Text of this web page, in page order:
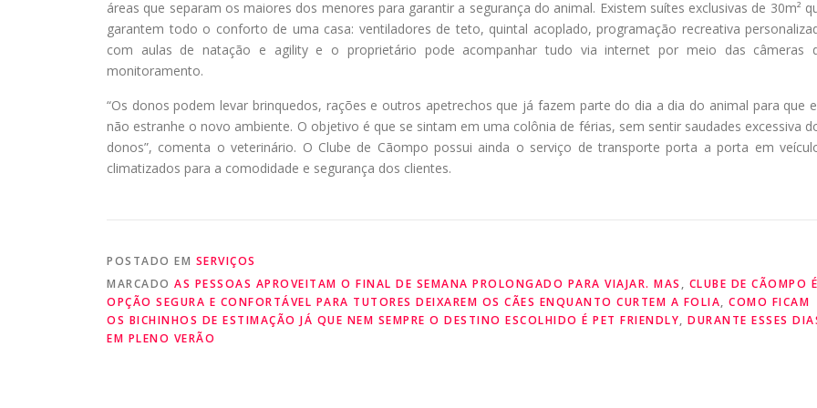
áreas que separam os maiores dos menores para garantir a segurança do animal. Existem suítes exclusivas de 30m²
garantem todo o conforto de uma casa: ventiladores de teto, quintal acoplado, programação recreativa
com aulas de natação e agility e o proprietário pode acompanhar tudo via internet por meio das câmeras
monitoramento.
“Os donos podem levar brinquedos, rações e outros apetrechos que já fazem parte do dia a dia do animal para que
não estranhe o novo ambiente. O objetivo é que se sintam em uma colônia de férias, sem sentir saudades excessiva
donos”, comenta o veterinário. O Clube de Cãompo possui ainda o serviço de transporte porta a porta em
climatizados para a comodidade e segurança dos clientes.
POSTADO EM SERVIÇOS
MARCADO AS PESSOAS APROVEITAM O FINAL DE SEMANA PROLONGADO PARA VIAJAR. MAS , CLUBE DE CÃOMPO É
OPÇÃO SEGURA E CONFORTÁVEL PARA TUTORES DEIXAREM OS CÃES ENQUANTO CURTEM A FOLIA, COMO FICAM
OS BICHINHOS DE ESTIMAÇÃO JÁ QUE NEM SEMPRE O DESTINO ESCOLHIDO É PET FRIENDLY, DURANTE ESSES
EM PLENO VERÃO